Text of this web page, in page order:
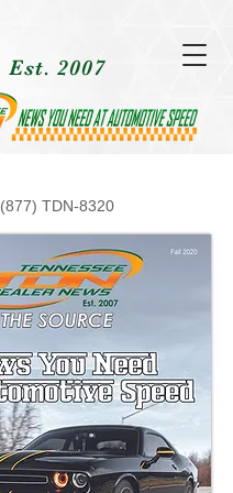
(877) TDN-8320
Est. 2007